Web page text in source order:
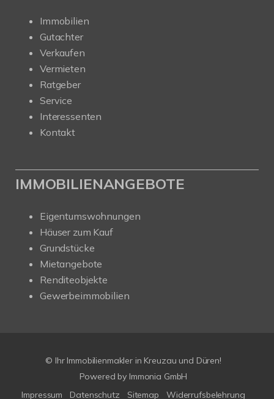
Immobilien
Gutachter
Verkaufen
Vermieten
Ratgeber
Service
Interessenten
Kontakt
IMMOBILIENANGEBOTE
Eigentumswohnungen
Häuser zum Kauf
Grundstücke
Mietangebote
Renditeobjekte
Gewerbeimmobilien
© Ihr Immobilienmakler in Kreuzau und Düren!
Powered by Immonia GmbH
Impressum
Datenschutz Sitemap Widerrufsbelehrung